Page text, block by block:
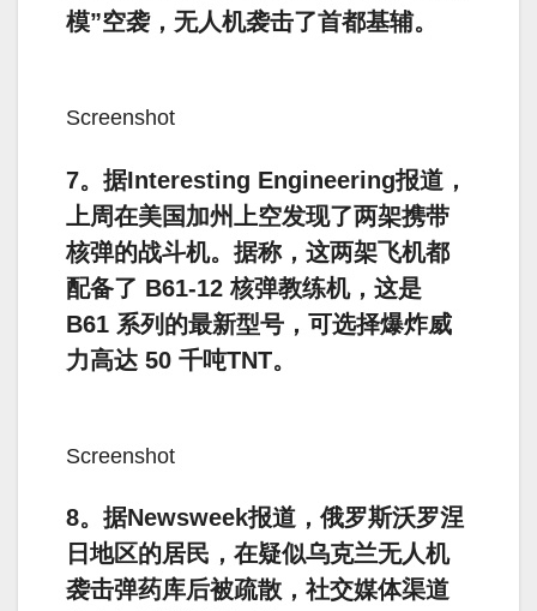
模”空袭，无人机袭击了首都基辅。
Screenshot
7。据Interesting Engineering报道，
上周在美国加州上空发现了两架携带
核弹的战斗机。据称，这两架飞机都
配备了 B61-12 核弹教练机，这是
B61 系列的最新型号，可选择爆炸威
力高达 50 千吨TNT。
Screenshot
8。据Newsweek报道，俄罗斯沃罗涅
日地区的居民，在疑似乌克兰无人机
袭击弹药库后被疏散，社交媒体渠道